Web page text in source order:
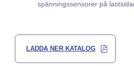
spänningssensorer på
LADDA NER KATALOG